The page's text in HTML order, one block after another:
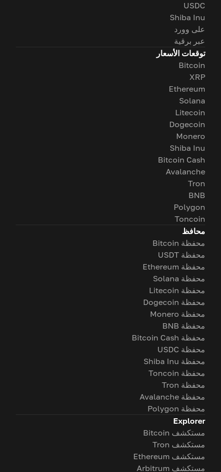
USDC
Shiba Inu
على وورد
عبر برقية
توقعات الأسعار
Bitcoin
XRP
Ethereum
Solana
Litecoin
Dogecoin
Monero
Shiba Inu
Bitcoin Cash
Avalanche
Tron
BNB
Polygon
Toncoin
محافظ
محفظة Bitcoin
محفظة USDT
محفظة Ethereum
محفظة Solana
محفظة Litecoin
محفظة Dogecoin
محفظة Monero
محفظة BNB
محفظة Bitcoin Cash
محفظة USDC
محفظة Shiba Inu
محفظة Toncoin
محفظة Tron
محفظة Avalanche
محفظة Polygon
Explorer
مستكشف Bitcoin
مستكشف Tron
مستكشف Ethereum
مستكشف Arbitrum